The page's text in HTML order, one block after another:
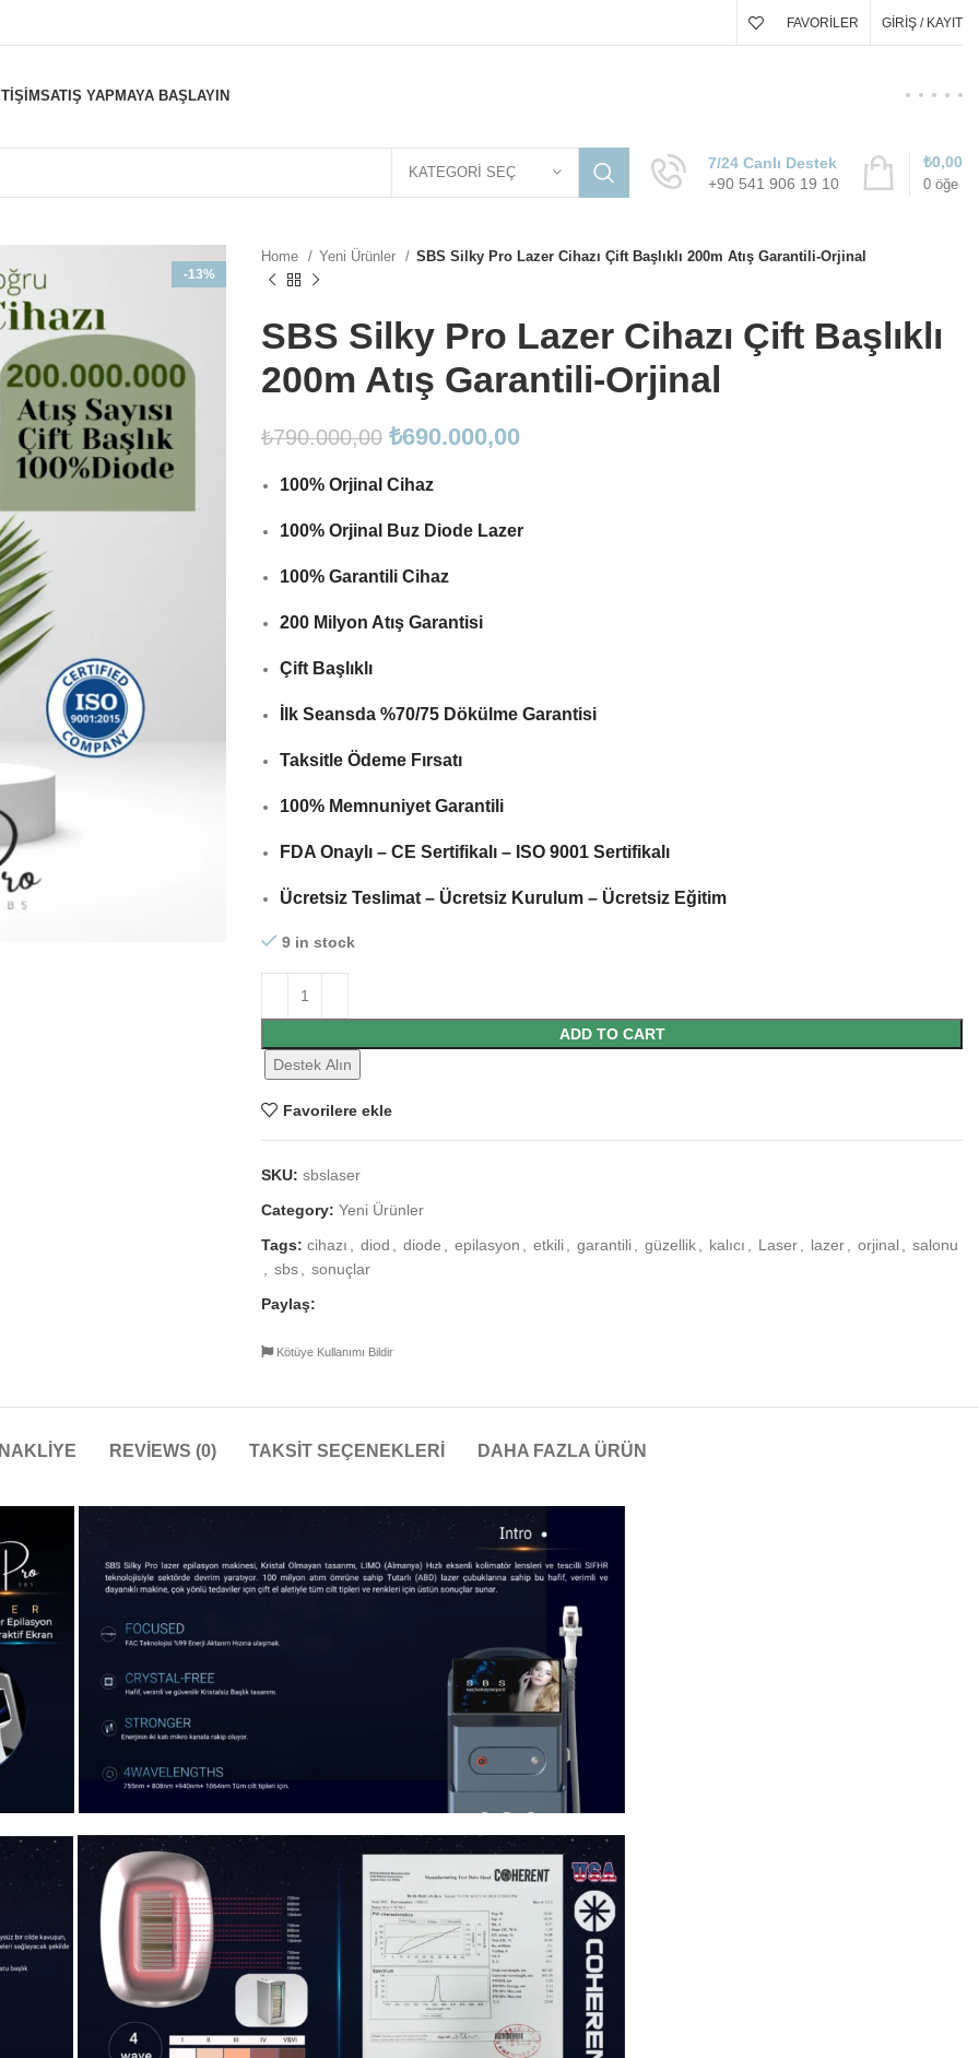
FAVORILER GIRIŞ / KAYIT
SATIŞ YAPMAYA BAŞLAYIN
KATEGORI SEÇ
7/24 Canlı Destek
+90 541 906 19 10
0 öğe
₺0,00
-13%
Home Yeni Ürünler SBS Silky Pro Lazer Cihazı Çift Başlıklı 200m Atış Garantili-Orjinal
SBS Silky Pro Lazer Cihazı Çift Başlıklı
200m Atış Garantili-Orjinal
₺790.000,00 ₺690.000,00
100% Orjinal Cihaz
100% Orjinal Buz Diode Lazer
100% Garantili Cihaz
200 Milyon Atış Garantisi
Çift Başlıklı
İlk Seansda %70/75 Dökülme Garantisi
Taksitle Ödeme Fırsatı
100% Memnuniyet Garantili
FDA Onaylı – CE Sertifikalı – ISO 9001 Sertifikalı
Ücretsiz Teslimat – Ücretsiz Kurulum – Ücretsiz Eğitim
9 in stock
ADD TO CART
Destek Alın
Favorilere ekle
SKU: sbslaser
Category: Yeni Ürünler
Tags: cihazı diod diode epilasyon etkili garantili güzellik kalıcı Laser lazer orjinal
salonu
sbs
sonuçlar
Paylaş:
Kötüye Kullanımı Bildir
NAKLIYE REVIEWS (0) TAKSIT SEÇENEKLERI DAHA FAZLA ÜRÜN